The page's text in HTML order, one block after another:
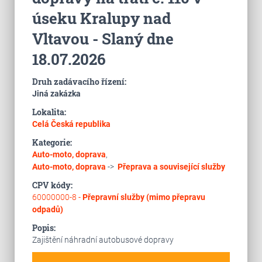
úseku Kralupy nad
Vltavou - Slaný dne
18.07.2026
Druh zadávacího řízení:
Jiná zakázka
Lokalita:
Celá Česká republika
Kategorie:
Auto-moto, doprava,
Auto-moto, doprava -> Přeprava a související služby
CPV kódy:
60000000-8 -Přepravní služby (mimo přepravu
odpadů)
Popis:
Zajištění náhradní autobusové dopravy